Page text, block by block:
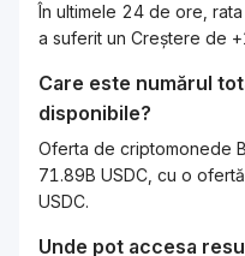
În ultimele 24 de ore,
a suferit un Creștere de
Care este numărul
disponibile?
Oferta de criptomonede
71.89B USDC, cu o
USDC.
Unde pot accesa